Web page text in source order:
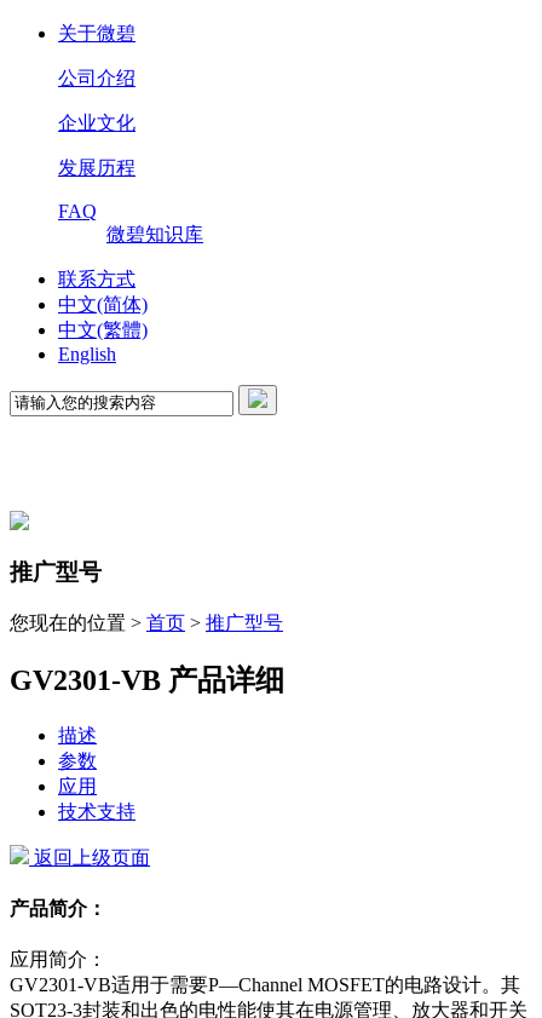
关于微碧
公司介绍
企业文化
发展历程
FAQ
微碧知识库
联系方式
中文(简体)
中文(繁體)
English
推广型号
您现在的位置 > 首页 > 推广型号
GV2301-VB 产品详细
描述
参数
应用
技术支持
返回上级页面
产品简介：
应用简介：
GV2301-VB适用于需要P—Channel MOSFET的电路设计。其
SOT23-3封装和出色的电性能使其在电源管理、放大器和开关